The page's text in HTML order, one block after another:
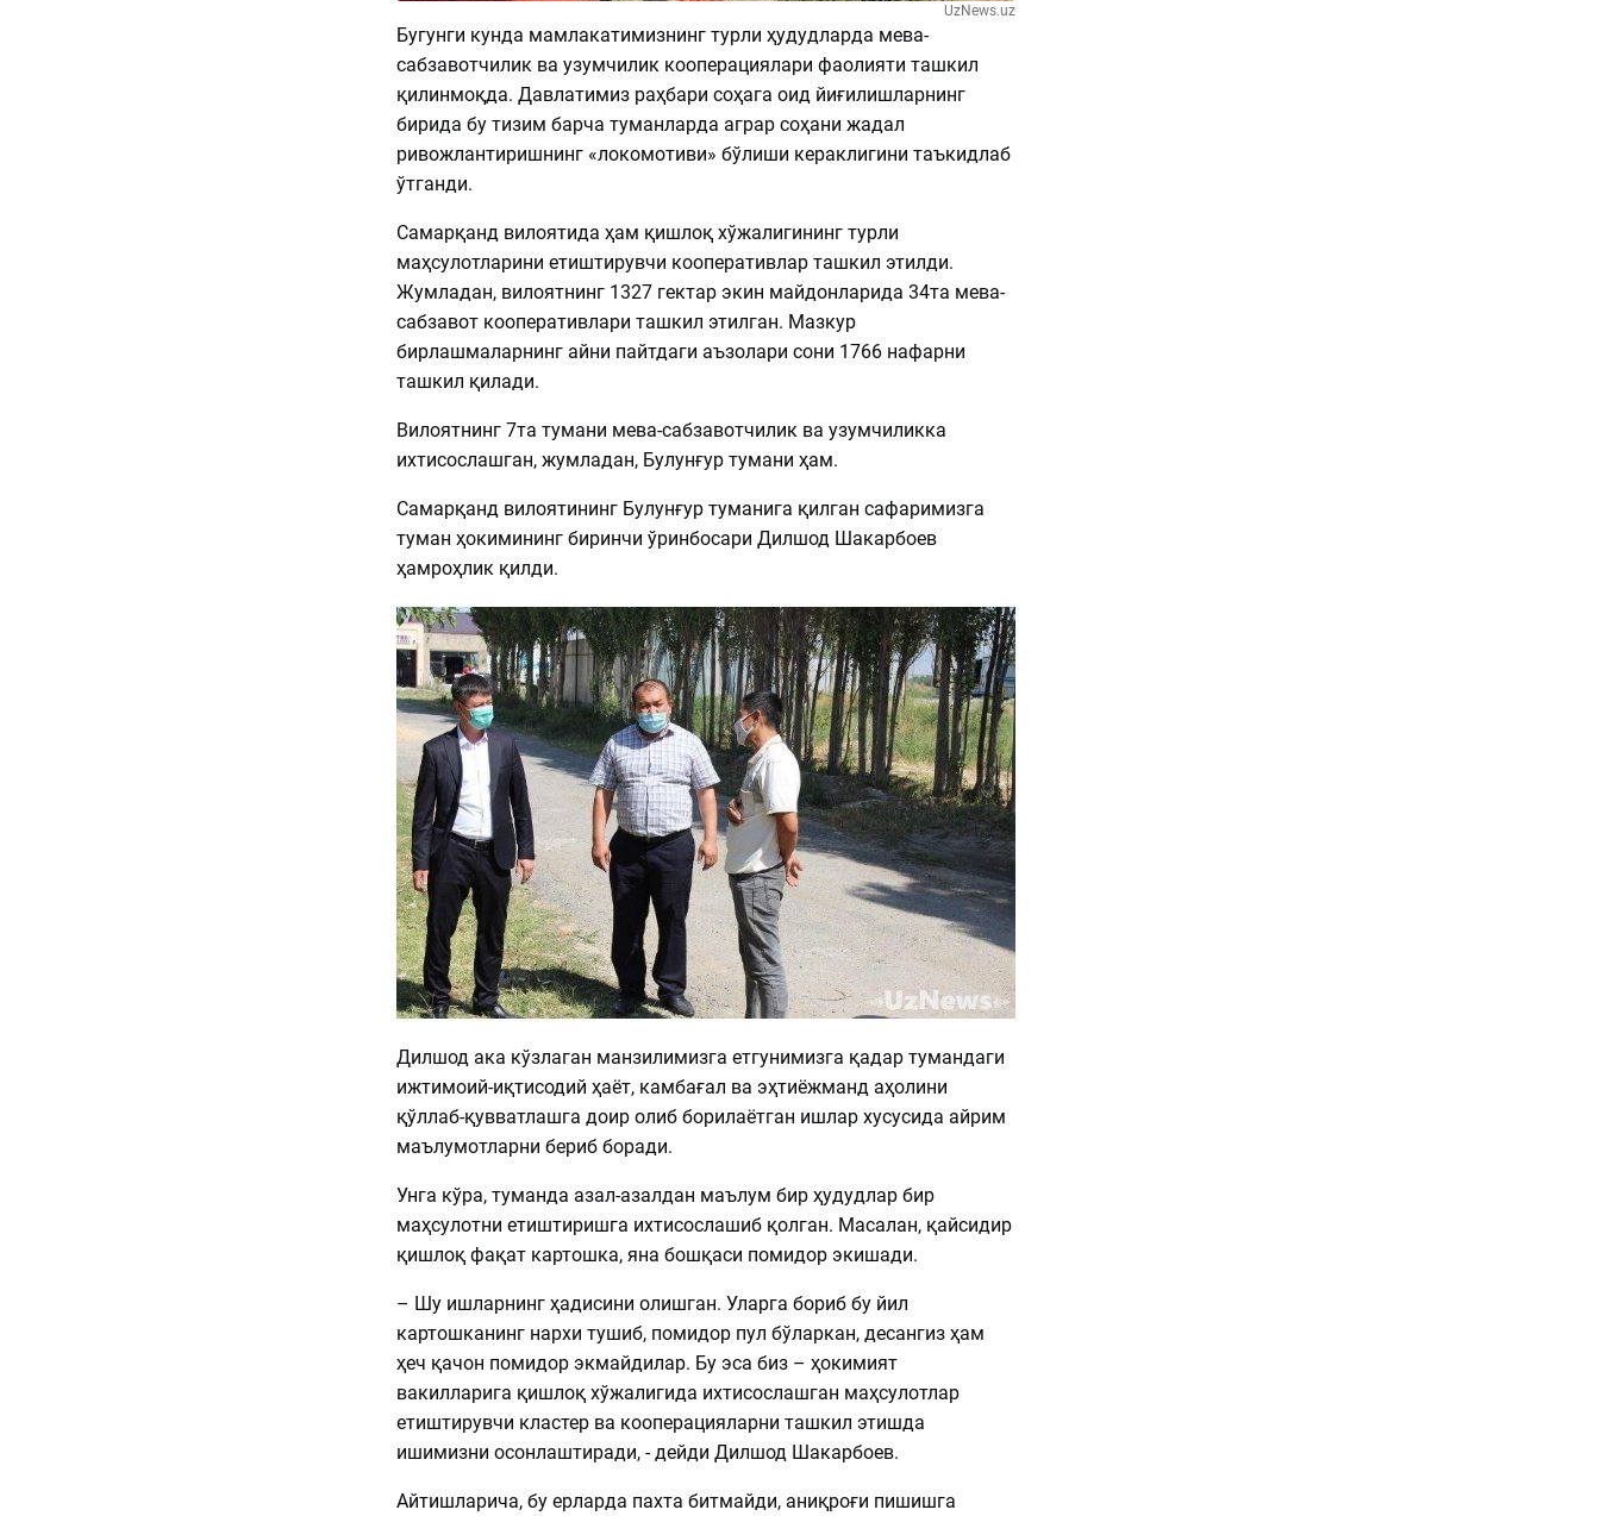
UzNews.uz
Бугунги кунда мамлакатимизнинг турли ҳудудларда мева-
сабзавотчилик ва узумчилик кооперациялари фаолияти ташкил
қилинмоқда. Давлатимиз раҳбари соҳага оид йиғилишларнинг
бирида бу тизим барча туманларда аграр соҳани жадал
ривожлантиришнинг «локомотиви» бўлиши кераклигини таъкидлаб
ўтганди.
Самарқанд вилоятида ҳам қишлоқ хўжалигининг турли
маҳсулотларини етиштирувчи кооперативлар ташкил этилди.
Жумладан, вилоятнинг 1327 гектар экин майдонларида 34та мева-
сабзавот кооперативлари ташкил этилган. Мазкур
бирлашмаларнинг айни пайтдаги аъзолари сони 1766 нафарни
ташкил қилади.
Вилоятнинг 7та тумани мева-сабзавотчилик ва узумчиликка
ихтисослашган, жумладан, Булунғур тумани ҳам.
Самарқанд вилоятининг Булунғур туманига қилган сафаримизга
туман ҳокимининг биринчи ўринбосари Дилшод Шакарбоев
ҳамроҳлик қилди.
Дилшод ака кўзлаган манзилимизга етгунимизга қадар тумандаги
ижтимоий-иқтисодий ҳаёт, камбағал ва эҳтиёжманд аҳолини
қўллаб-қувватлашга доир олиб борилаётган ишлар хусусида айрим
маълумотларни бериб боради.
Унга кўра, туманда азал-азалдан маълум бир ҳудудлар бир
маҳсулотни етиштиришга ихтисослашиб қолган. Масалан, қайсидир
қишлоқ фақат картошка, яна бошқаси помидор экишади.
– Шу ишларнинг ҳадисини олишган. Уларга бориб бу йил
картошканинг нархи тушиб, помидор пул бўларкан, десангиз ҳам
ҳеч қачон помидор экмайдилар. Бу эса биз – ҳокимият
вакилларига қишлоқ хўжалигида ихтисослашган маҳсулотлар
етиштирувчи кластер ва кооперацияларни ташкил этишда
ишимизни осонлаштиради, - дейди Дилшод Шакарбоев.
Айтишларича, бу ерларда пахта битмайди, аниқроғи пишишга